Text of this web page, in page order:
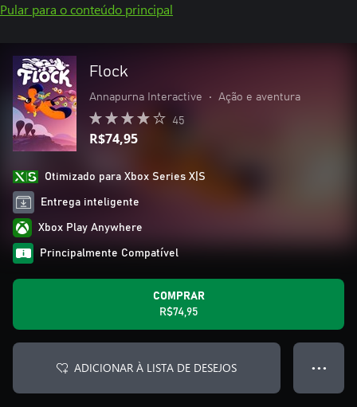
Pular para o conteúdo principal
Flock
Annapurna Interactive • Ação e aventura
45
R$74,95
Otimizado para Xbox Series X|S
Entrega inteligente
Xbox Play Anywhere
Principalmente Compatível
COMPRAR
R$74,95
ADICIONAR À LISTA DE DESEJOS ● ● ●